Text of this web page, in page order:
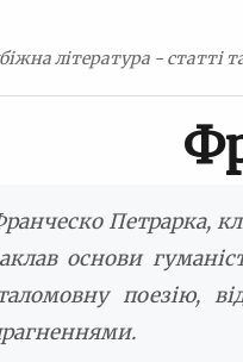
література - статті
Петрарка,
основи
поезію,